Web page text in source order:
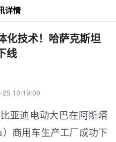
详情
化技术！哈萨克斯坦
线
25 10:19:09
亚迪电动大巴在阿斯塔
商用车生产工厂成功下